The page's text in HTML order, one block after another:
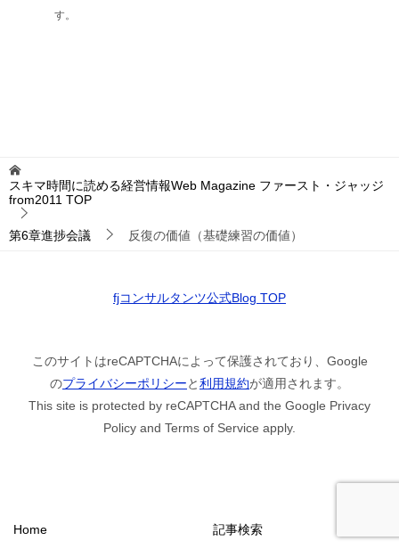
す。
スキマ時間に読める経営情報Web Magazine ファースト・ジャッジ
from2011 TOP
第6章進捗会議 反復の価値（基礎練習の価値）
fjコンサルタンツ公式Blog TOP
このサイトはreCAPTCHAによって保護されており、Google
のプライバシーポリシーと利用規約が適用されます。
This site is protected by reCAPTCHA and the Google Privacy
Policy and Terms of Service apply.
Home 記事検索